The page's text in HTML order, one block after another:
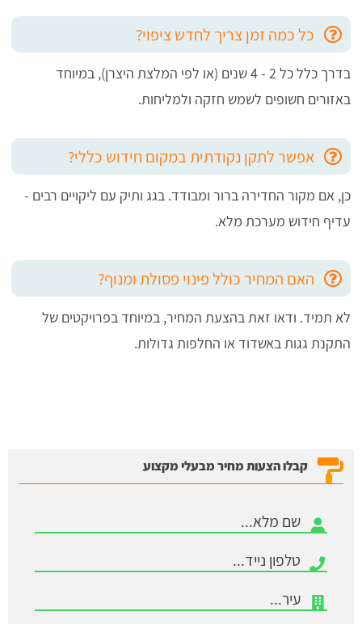
כל כמה זמן צריך לחדש ציפוי?
בדרך כלל כל 2 - 4 שנים (או לפי המלצת היצרן), במיוחד
באזורים חשופים לשמש חזקה ולמליחות.
אפשר לתקן נקודתית במקום חידוש כללי?
כן, אם מקור החדירה ברור ומבודד. בגג ותיק עם ליקויים רבים -
עדיף חידוש מערכת מלא.
האם המחיר כולל פינוי פסולת ומנוף?
לא תמיד. ודאו זאת בהצעת המחיר, במיוחד בפרויקטים של
התקנת גגות באשדוד או החלפות גדולות.
קבלו הצעות מחיר מבעלי מקצוע